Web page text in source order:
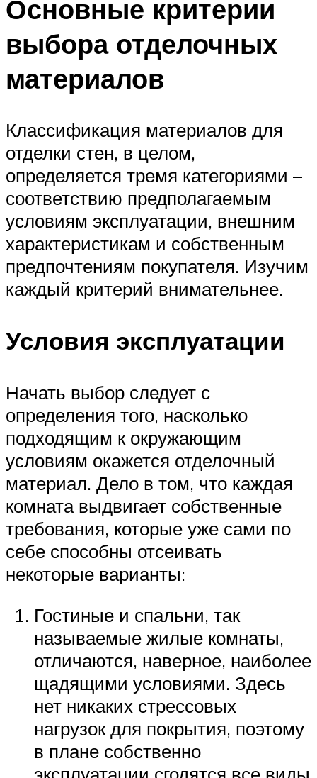
Основные критерии
выбора отделочных
материалов
Классификация материалов для
отделки стен, в целом,
определяется тремя категориями –
соответствию предполагаемым
условиям эксплуатации, внешним
характеристикам и собственным
предпочтениям покупателя. Изучим
каждый критерий внимательнее.
Условия эксплуатации
Начать выбор следует с
определения того, насколько
подходящим к окружающим
условиям окажется отделочный
материал. Дело в том, что каждая
комната выдвигает собственные
требования, которые уже сами по
себе способны отсеивать
некоторые варианты:
Гостиные и спальни, так
называемые жилые комнаты,
отличаются, наверное, наиболее
щадящими условиями. Здесь
нет никаких стрессовых
нагрузок для покрытия, поэтому
в плане собственно